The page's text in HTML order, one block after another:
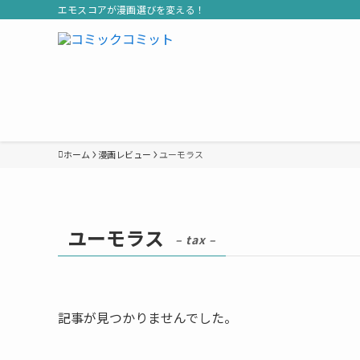
エモスコアが漫画選びを変える！
ホーム 漫画レビュー ユーモラス
ユーモラス – tax –
記事が見つかりませんでした。